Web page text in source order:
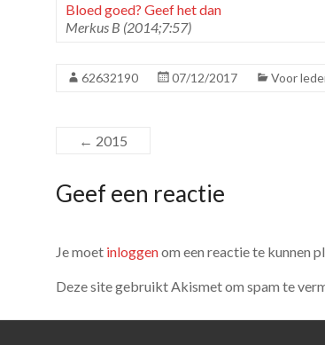
Bloed goed? Geef het dan
Merkus B (2014;7:57)
62632190 07/12/2017 Voor
← 2015
Geef een reactie
Je moet inloggenom een reactie te kunnen
Deze site gebruikt Akismet om spam te